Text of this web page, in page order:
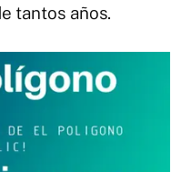
tantos años.